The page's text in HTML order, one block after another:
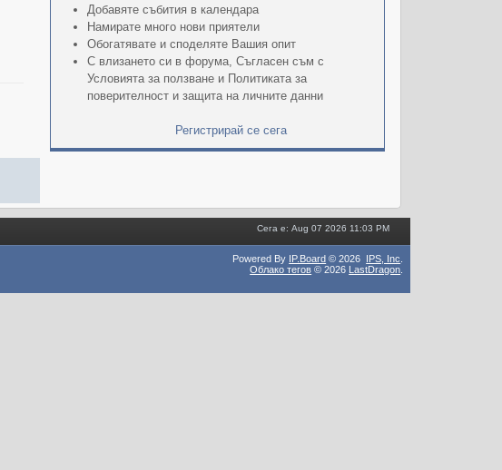
Добавяте събития в календара
Намирате много нови приятели
Обогатявате и споделяте Вашия опит
С влизането си в форума, Съгласен съм с
Условията за ползване и Политиката за
поверителност и защита на личните данни
Регистрирай се сега
Сега е: Aug 07 2026 11:03 PM
Powered By IP.Board © 2026 IPS, Inc
Облако тегов © 2026 LastDragon